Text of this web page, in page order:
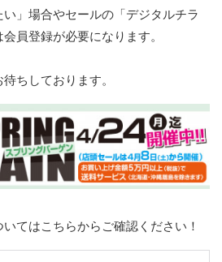
」場合やセールの「デジタルチラ
員登録が必要になります。
ちしております。
てはこちらからご確認ください！